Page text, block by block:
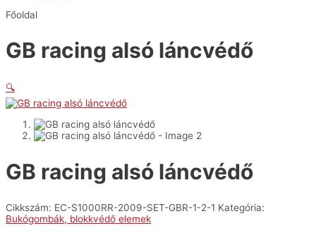
Főoldal
GB racing alsó láncvédő
🔍
GB racing alsó láncvédő
Cikkszám: EC-S1000RR-2009-SET-GBR-1-2-1 Kategória:
Bukógombák, blokkvédő elemek